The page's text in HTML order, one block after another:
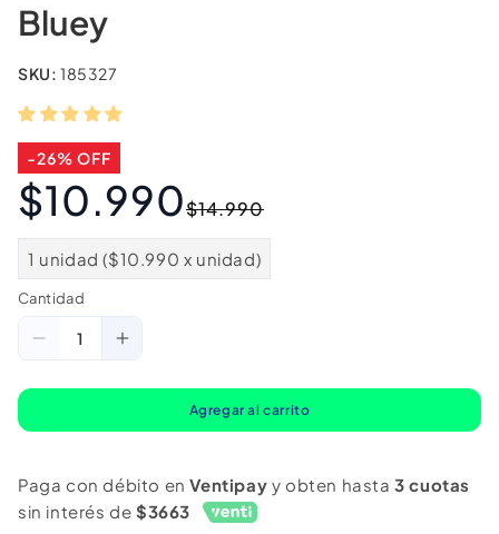
Bluey
SKU: 185327
-26% OFF
$14.990
$10.990
1 unidad ($10.990 x unidad)
Cantidad
Cantidad
Reducir
cantidad
3D
Aumentar
cantidad
Infantil
3D
Agregar al carrito
Paga con débito enVentipay y obten hasta3 cuotas
sin interés de $3663